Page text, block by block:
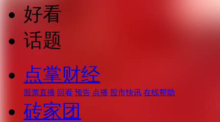
好看
话题
点掌财经
股票直播 回看 预告 点播 股市快讯 在线帮助
砖家团